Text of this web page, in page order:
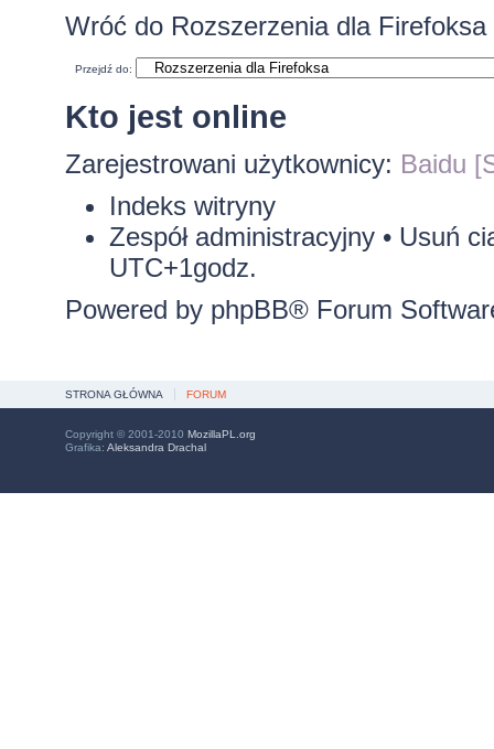
Wróć do Rozszerzenia dla Firefoksa
Przejdź do:
Kto jest online
Zarejestrowani użytkownicy: Baidu
Indeks witryny
Zespół administracyjny• Usuń
UTC+1godz.
Powered by phpBB® Forum
STRONA GŁÓWNA FORUM
Copyright © 2001-2010 MozillaPL.org
Grafika: Aleksandra Drachal